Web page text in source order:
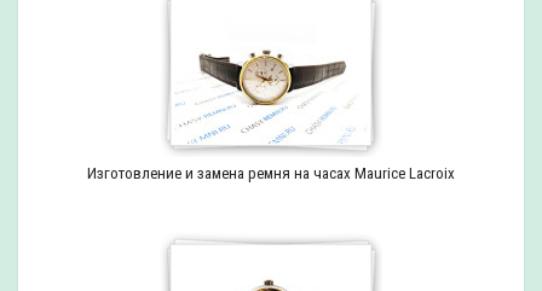
Изготовление и замена ремня на часах Maurice Lacroix